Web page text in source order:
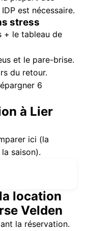
est nécessaire.
stress
+ le tableau de
et le pare-brise.
du retour.
6
à Lier
ici (la
saison).
location
Velden
la réservation.